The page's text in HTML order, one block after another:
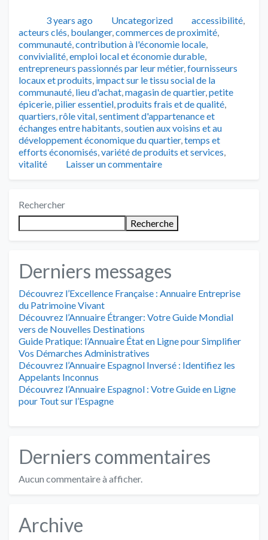
Publié3 years ago Catégories
Uncategorized Tags
accessibilité,
acteurs clés, boulanger,commerces de proximité,
communauté,contribution à l'économie locale,
convivialité,emploi local et économie durable,
entrepreneurs passionnés par leur métier,fournisseurs
locaux et produits, impact sur le tissu social de la
communauté, lieu d'achat,magasin de quartier,petite
épicerie,pilier essentiel,produits frais et de qualité,
quartiers,rôle vital,sentiment d'appartenance et
échanges entre habitants,soutien aux voisins et au
développement économique du quartier,temps et
efforts économisés,variété de produits et services,
vitalité
Laisser un commentaire
Rechercher
Recherche
Derniers messages
Découvrez l’Excellence Française : Annuaire Entreprise
du Patrimoine Vivant
Découvrez l’Annuaire Étranger: Votre Guide Mondial
vers de Nouvelles Destinations
Guide Pratique: l’Annuaire État en Ligne pour Simplifier
Vos Démarches Administratives
Découvrez l’Annuaire Espagnol Inversé : Identifiez les
Appelants Inconnus
Découvrez l’Annuaire Espagnol : Votre Guide en Ligne
pour Tout sur l’Espagne
Derniers commentaires
Aucun commentaire à afficher.
Archive